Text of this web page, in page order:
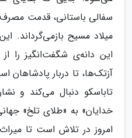
میلاد مسیح بازمی‌گرداند.
این دانه‌ی شگفت‌انگیز را
آزتک‌ها، تا دربار پادشاهان
تاباسکو دنبال می‌کند و
خدایان» به «طلای تلخ»
امروز در تلاش است تا